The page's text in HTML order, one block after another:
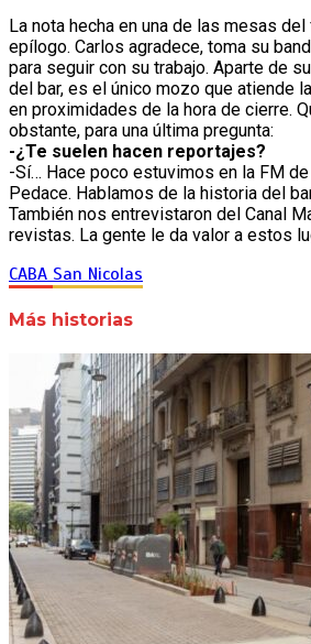
La nota hecha en una de las mesas
epílogo. Carlos agradece, toma su
para seguir con su trabajo. Aparte de
del bar, es el único mozo que atiende
en proximidades de la hora de cierre.
obstante, para una última pregunta:
-¿Te suelen hacen reportajes?
-Sí… Hace poco estuvimos en la FM
Pedace. Hablamos de la historia del
También nos entrevistaron del Canal
revistas. La gente le da valor a estos
CABA San Nicolas
Más historias